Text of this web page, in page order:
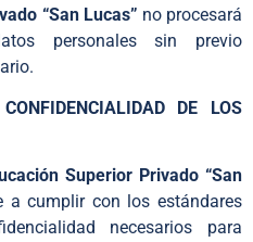
“San Lucas” no procesará
personales sin previo
DE LOS
Superior Privado “San
a cumplir con los estándares
necesarios para